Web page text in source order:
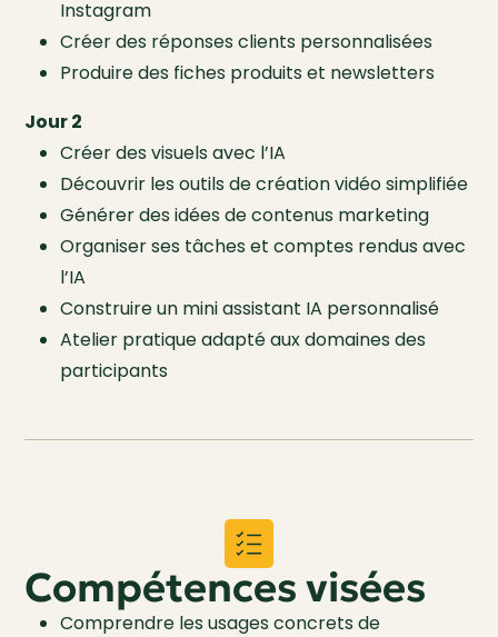
Instagram
Créer des réponses clients personnalisées
Produire des fiches produits et newsletters
Jour 2
Créer des visuels avec l’IA
Découvrir les outils de création vidéo simplifiée
Générer des idées de contenus marketing
Organiser ses tâches et comptes rendus avec
l’IA
Construire un mini assistant IA personnalisé
Atelier pratique adapté aux domaines des
participants
Compétences visées
Comprendre les usages concrets de